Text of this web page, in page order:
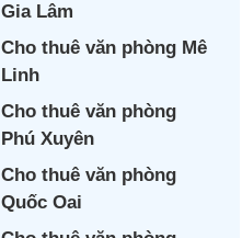
Gia Lâm
Cho thuê văn phòng Mê
Linh
Cho thuê văn phòng
Phú Xuyên
Cho thuê văn phòng
Quốc Oai